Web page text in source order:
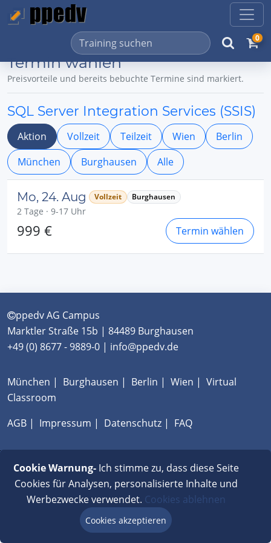
0
Termin wählen
Preisvorteile und bereits bebuchte Termine sind markiert.
SQL Server Integration Services (SSIS)
Aktion Vollzeit Teilzeit Wien
Berlin
München
Burghausen Alle
Mo, 24. Aug Vollzeit Burghausen
2 Tage · 9-17 Uhr
999 € Termin wählen
ppedv AG Campus
Marktler Straße 15b | 84489 Burghausen
+49 (0) 8677 - 9889-0 | info@ppedv.de
München | Burghausen | Berlin | Wien | Virtual
Classroom
AGB | Impressum | Datenschutz | FAQ
Cookie Warnung-Ich stimme zu, dass diese Seite
Cookies für Analysen, personalisierte Inhalte und
Werbezwecke verwendet. Cookies ablehnen
Cookies akzeptieren